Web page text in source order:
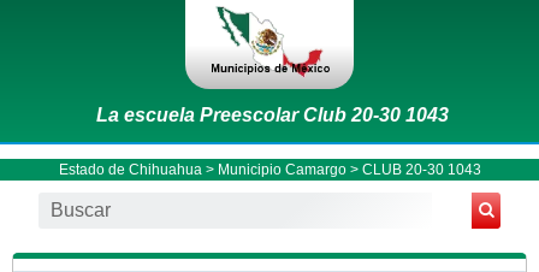
La escuela Preescolar Club 20-30 1043
Estado de Chihuahua > Municipio Camargo> CLUB 20-30 1043